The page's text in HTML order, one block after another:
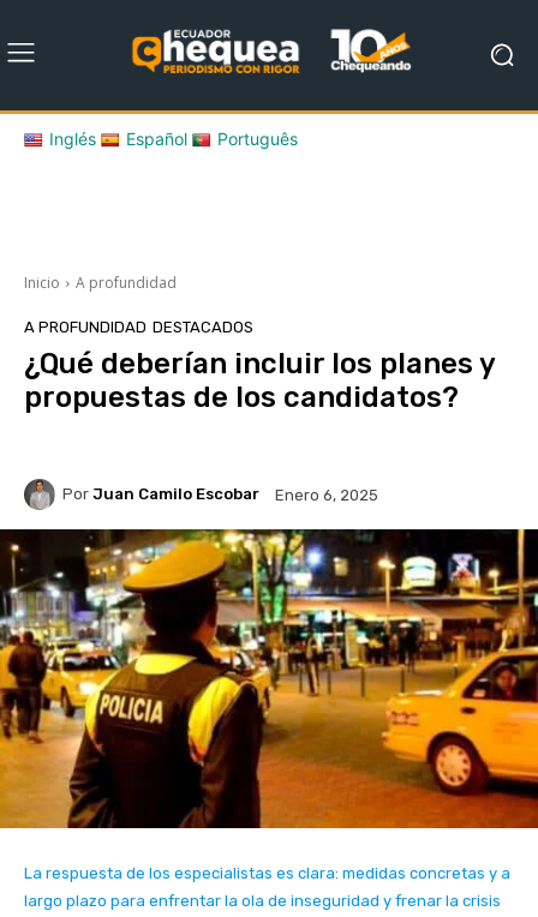
Inglés Español Português
Inicio A profundidad
A PROFUNDIDAD DESTACADOS
¿Qué deberían incluir los planes y
propuestas de los candidatos?
Por Juan Camilo Escobar Enero 6, 2025
La respuesta de los especialistas es clara: medidas concretas y a
largo plazo para enfrentar la ola de inseguridad y frenar la crisis